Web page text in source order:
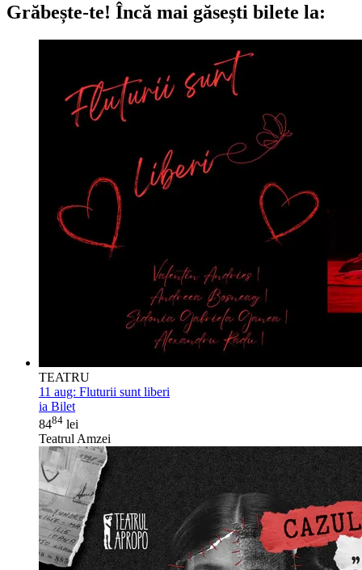
Grăbește-te! Încă mai găsești bilete la:
TEATRU
11 aug: Fluturii sunt liberi
ia Bilet
8484 lei
Teatrul Amzei